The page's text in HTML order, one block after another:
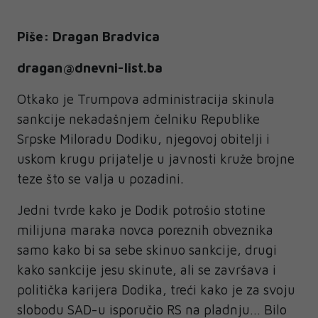
Piše: Dragan Bradvica
dragan@dnevni-list.ba
Otkako je Trumpova administracija skinula
sankcije nekadašnjem čelniku Republike
Srpske Miloradu Dodiku, njegovoj obitelji i
uskom krugu prijatelje u javnosti kruže brojne
teze što se valja u pozadini.
Jedni tvrde kako je Dodik potrošio stotine
milijuna maraka novca poreznih obveznika
samo kako bi sa sebe skinuo sankcije, drugi
kako sankcije jesu skinute, ali se završava i
politička karijera Dodika, treći kako je za svoju
slobodu SAD-u isporučio RS na pladnju… Bilo